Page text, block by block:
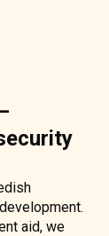
aid, we